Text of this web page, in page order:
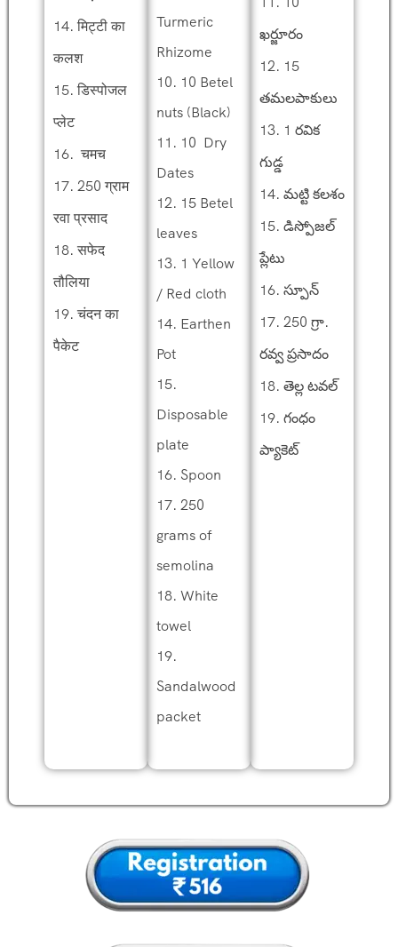
14. मिट्टी का
कलश
15. डिस्पोजल
प्लेट
16. चमच
17. 250 ग्राम
रवा प्रसाद
18. सफेद
तौलिया
19. चंदन का
पैकेट
Turmeric
Rhizome
10. 10 Betel
nuts (Black)
11. 10 Dry
Dates
12. 15 Betel
leaves
13. 1 Yellow
/ Red cloth
14. Earthen
Pot
15.
Disposable
plate
16. Spoon
17. 250
grams of
semolina
18. White
towel
19.
Sandalwood
packet
ఖర్జూరం
12. 15
తమలపాకులు
13. 1 రవిక
గుడ్డ
14. మట్టి కలశం
15. డిస్పోజల్
ప్లేటు
16. స్పూన్
17. 250 గ్రా.
రవ్వ ప్రసాదం
18. తెల్ల టవల్
19. గంధం
ప్యాకెట్